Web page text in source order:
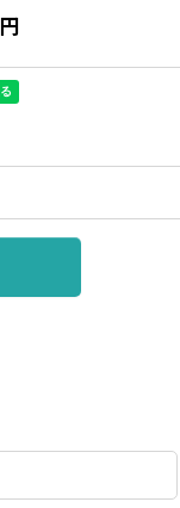
円